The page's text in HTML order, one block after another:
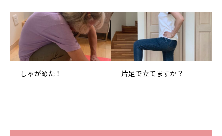
しゃがめた！ 片足で立てますか？